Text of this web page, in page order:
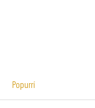
Popurrí